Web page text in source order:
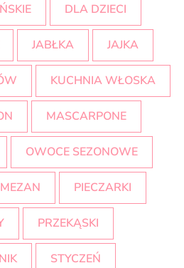
DLA DZIECI
JABŁKA JAJKA
KUCHNIA WŁOSKA
MASCARPONE
OWOCE SEZONOWE
PIECZARKI
PRZEKĄSKI
STYCZEŃ